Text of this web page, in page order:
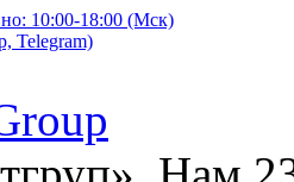
10:00-18:00 (Мск)
Telegram)